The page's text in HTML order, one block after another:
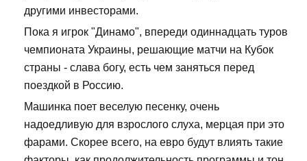
другими инвесторами.
Пока я игрок "Динамо", впереди одиннадцать туров
чемпионата Украины, решающие матчи на Кубок
страны - слава богу, есть чем заняться перед
поездкой в Россию.
Машинка поет веселую песенку, очень
надоедливую для взрослого слуха, мерцая при это
фарами. Скорее всего, на евро будут влиять такие